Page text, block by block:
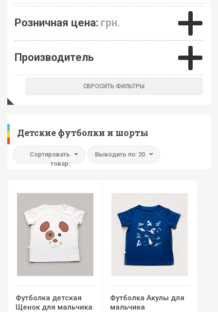
Розничная цена: грн.
Производитель
Детские футболки и шорты
Сортировать
товар:
Выводить по: 20
Футболка детская
Щенок для мальчика
Футболка Акулы для
мальчика